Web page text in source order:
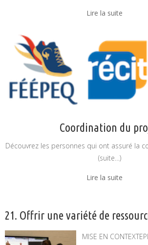
Lire la suite
Coordination du
Découvrez les personnes qui ont assuré la
(suite…)
Lire la suite
21. Offrir une variété de
MISE EN